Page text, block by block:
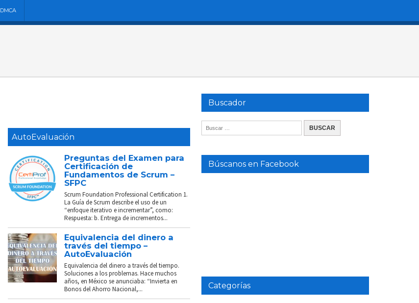
DMCA
AutoEvaluación
Preguntas del Examen para
Certificación de
Fundamentos de Scrum –
SFPC
Scrum Foundation Professional Certification 1.
La Guía de Scrum describe el uso de un
“enfoque iterativo e incrementar”, como:
Respuesta: b. Entrega de incrementos...
Equivalencia del dinero a
través del tiempo –
AutoEvaluación
Equivalencia del dinero a través del tiempo.
Soluciones a los problemas. Hace muchos
años, en México se anunciaba: “Invierta en
Bonos del Ahorro Nacional,...
Buscador
Búscanos en Facebook
Categorías